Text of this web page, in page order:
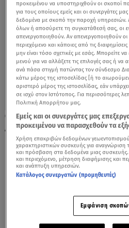
26.10.22, 14:54
Ανδρέας Πάτσης: Ποιος
Γρεβενών που διεγράφη
προκειμένου να υποστηριχθούν οι σκοποί
για τους οποίους εμείς και οι συνεργάτες
δεδομένα με σκοπό την παροχή υπηρεσιών.
όλων ή αποσύρετε τη συγκατάθεσή σας, οι
απενεργοποιηθούν. Αν απενεργοποιηθούν οι
περιεχόμενο και κάποιες από τις
μην είναι τόσο σχετικές με εσάς. Μπορείτε
μενού για να αλλάξετε τις επιλογές σας ή
ανά πάσα στιγμή πατώντας τον σύνδεσμο
κάτω μέρος της ιστοσελίδας [ή το
αριστερό μέρος της ιστοσελίδας, εάν
σε ισχύ στον Ιστότοπος. Για περισσότερες
Πολιτική Απορρήτου μας.
Εμείς και οι συνεργάτες μας
προκειμένου να παρασχεθούν τα
Χρήση επακριβών δεδομένων
χαρακτηριστικών συσκευής για
και πρόσβαση στα δεδομένα μιας
και περιεχόμενο, μέτρηση διαφήμισης και
και ανάπτυξη υπηρεσιών.
Κατάλογος συνεργατών (προμηθευτές)
Εμφάνιση